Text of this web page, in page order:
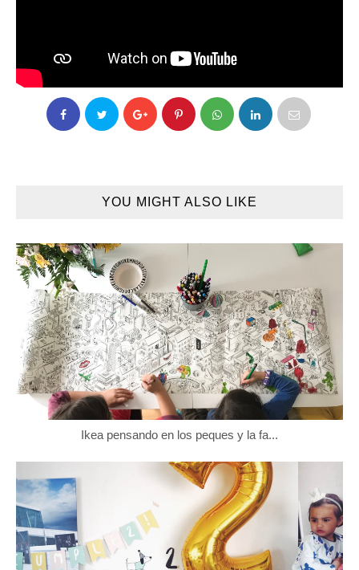
YOU MIGHT ALSO LIKE
Ikea pensando en los peques y la fa...